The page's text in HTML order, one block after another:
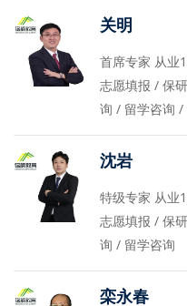
关明
首席专家 从业
志愿填报 / 保
询 / 留学咨询 /
沈岩
特级专家 从业
志愿填报 / 保
询 / 留学咨询
栾永春